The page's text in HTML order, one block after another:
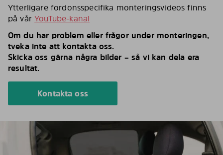
Ytterligare fordonsspecifika monteringsvideos finns
på vårYouTube-kanal
Om du har problem eller frågor under monteringen,
tveka inte att kontakta oss.
Skicka oss gärna några bilder – så vi kan dela era
resultat.
Kontakta oss